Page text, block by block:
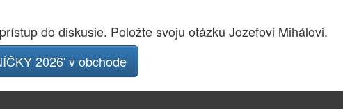
do diskusie. Položte svoju otázku Jozefovi Mihálovi.
2026' v obchode